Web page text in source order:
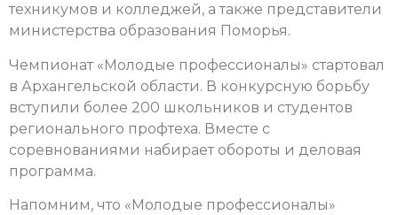
техникумов и колледжей, а также представители
министерства образования Поморья.
Чемпионат «Молодые профессионалы» стартовал
в Архангельской области. В конкурсную борьбу
вступили более 200 школьников и студентов
регионального профтеха. Вместе с
соревнованиями набирает обороты и деловая
программа.
Напомним, что «Молодые профессионалы»